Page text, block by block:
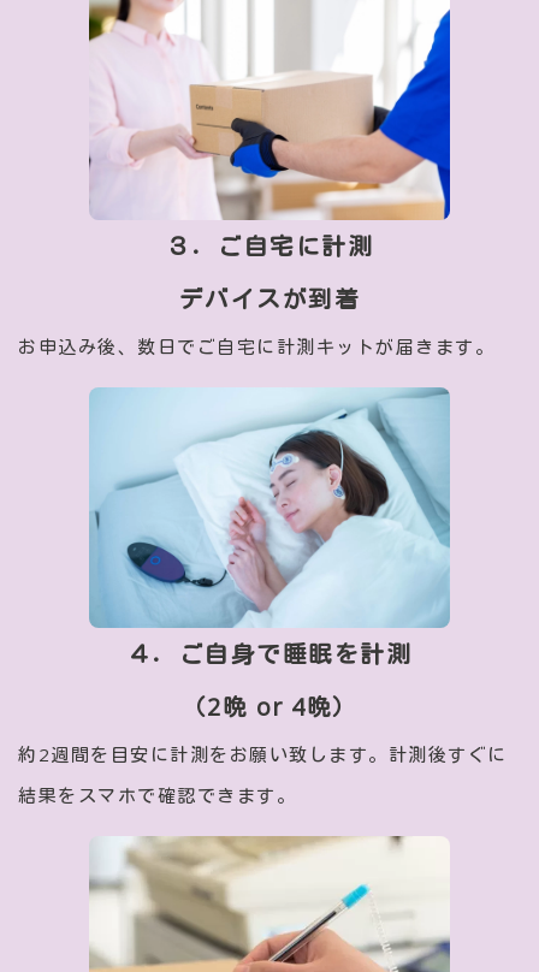
３．ご自宅に計測
デバイスが到着
お申込み後、数日でご自宅に計測キットが届きます。
４．ご自身で睡眠を計測
（2晩 or 4晩）
約2週間を目安に計測をお願い致します。計測後すぐに
結果をスマホで確認できます。